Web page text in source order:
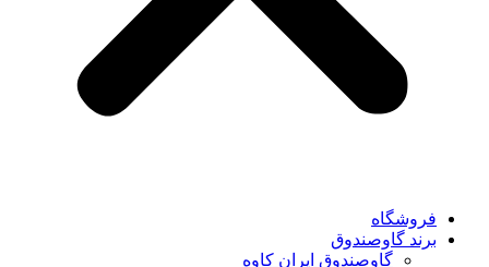
فروشگاه
برند گاوصندوق
گاوصندوق ایران کاوه